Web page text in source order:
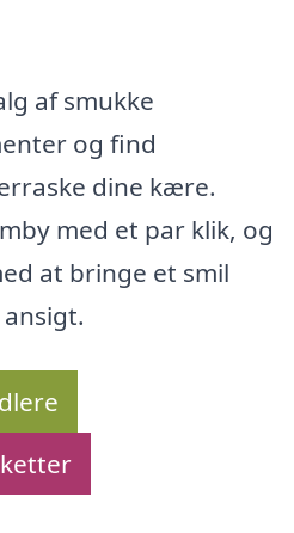
af smukke
og find
dine kære.
med et par klik, og
at bringe et smil